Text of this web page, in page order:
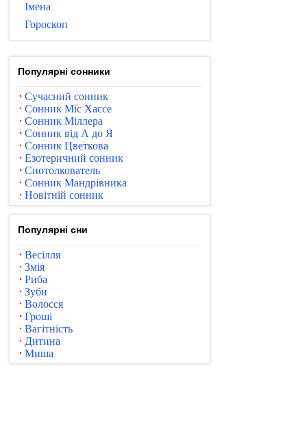
Імена
Гороскоп
Популярні сонники
Сучасний сонник
Сонник Міс Хассе
Сонник Міллера
Сонник від А до Я
Сонник Цветкова
Езотеричний сонник
Снотолкователь
Сонник Мандрівника
Новітній сонник
Популярні сни
Весілля
Змія
Риба
Зуби
Волосся
Гроші
Вагітність
Дитина
Миша